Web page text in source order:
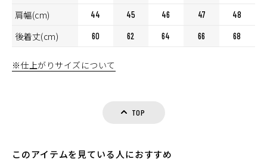
肩幅(cm) 44 45 46 47 48
後着丈(cm) 60 62 64 66 68
※仕上がりサイズについて
TOP
このアイテムを見ている人におすすめ